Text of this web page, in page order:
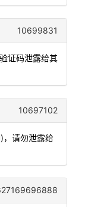
10699831
证码泄露给其
10697102
，请勿泄露给